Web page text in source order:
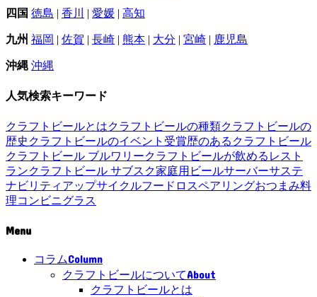
四国 徳島 | 香川 | 愛媛 | 高知
九州 福岡 | 佐賀 | 長崎 | 熊本 | 大分 | 宮崎 | 鹿児島
沖縄 沖縄
人気検索キーワード
クラフトビールとはクラフトビールの種類クラフトビールの
歴史 クラフトビールのイベント 受賞歴のあるクラフトビール
クラフトビール ブルワリークラフトビールが飲めるレスト
ランクラフトビール サブスク家庭用ビールサーバーサステ
ナビリティ アップサイクルフードロスペアリングおつまみ料
理コンビニグラス
Menu
コラムColumn
クラフトビールについてAbout
クラフトビールとは